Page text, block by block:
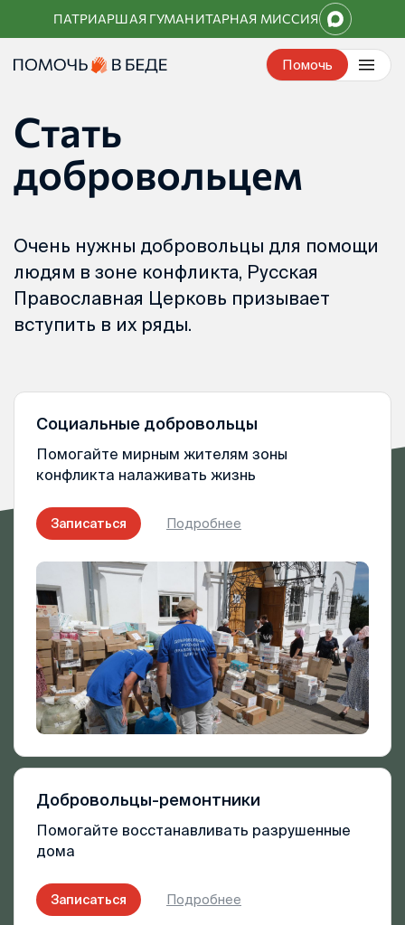
Перейти
к
контенту
ПАТРИАРШАЯ ГУМАНИТАРНАЯ МИССИЯ
Помочь
Стать
добровольцем
Очень нужны добровольцы для помощи
людям в зоне конфликта, Русская
Православная Церковь призывает
вступить в их ряды.
Социальные добровольцы
Помогайте мирным жителям зоны
конфликта налаживать жизнь
Записаться Подробнее
Добровольцы-ремонтники
Помогайте восстанавливать разрушенные
дома
Записаться Подробнее